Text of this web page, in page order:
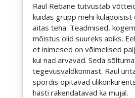
Raul Rebane tutvustab
kuidas grupp mehi
aitas teha. Teadmised,
mõistus olid suureks abiks.
et inimesed on võimelised
kui nad arvavad. Seda
tegevusvaldkonnast. Raul ü
spordis õpitavad
hästi rakendatavad ka mujal.